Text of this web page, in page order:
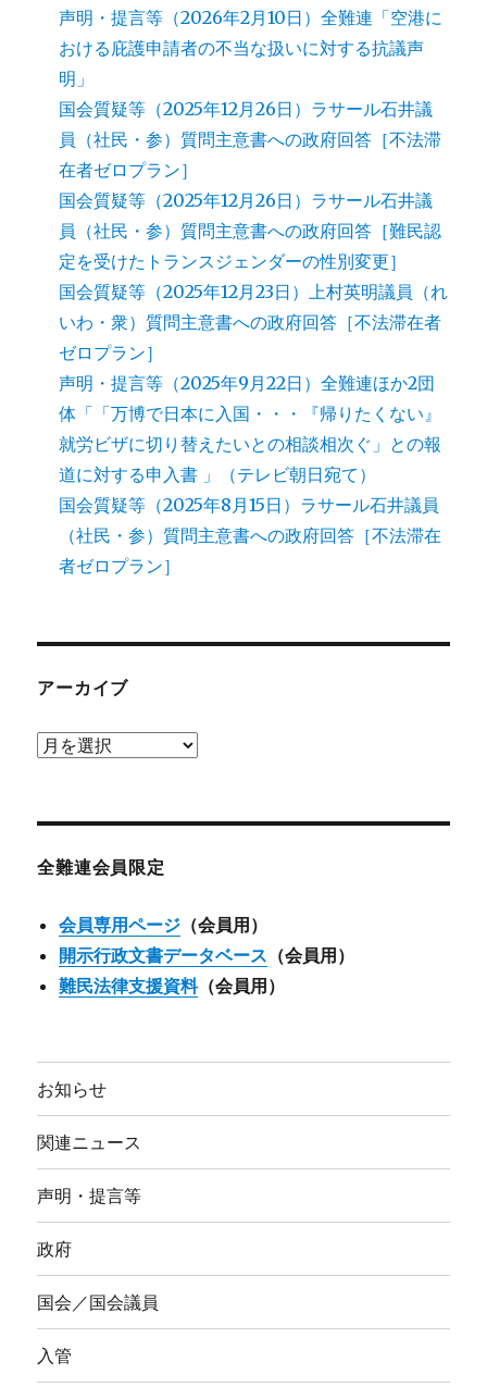
声明・提言等（2026年2月10日）全難連「空港に
おける庇護申請者の不当な扱いに対する抗議声
明」
国会質疑等（2025年12月26日）ラサール石井議
員（社民・参）質問主意書への政府回答［不法滞
在者ゼロプラン］
国会質疑等（2025年12月26日）ラサール石井議
員（社民・参）質問主意書への政府回答［難民認
定を受けたトランスジェンダーの性別変更］
国会質疑等（2025年12月23日）上村英明議員（れ
いわ・衆）質問主意書への政府回答［不法滞在者
ゼロプラン］
声明・提言等（2025年9月22日）全難連ほか2団
体「「万博で日本に入国・・・『帰りたくない』
就労ビザに切り替えたいとの相談相次ぐ」との報
道に対する申入書 」（テレビ朝日宛て）
国会質疑等（2025年8月15日）ラサール石井議員
（社民・参）質問主意書への政府回答［不法滞在
者ゼロプラン］
アーカイブ
ア
ブ
全難連会員限定
会員専用ページ （会員用）
開示行政文書データベース （会員用）
難民法律支援資料（会員用）
お知らせ
関連ニュース
声明・提言等
政府
国会／国会議員
入管